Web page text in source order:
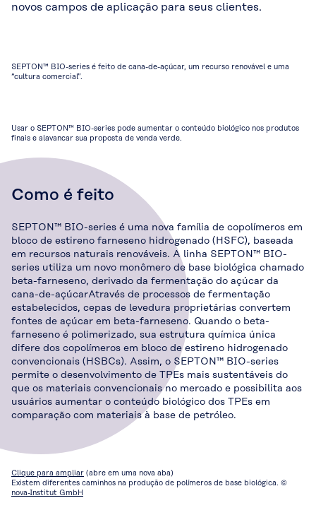
novos campos de aplicação para seus clientes.
SEPTON™ BIO-series é feito de cana-de-açúcar, um recurso renovável e uma
“cultura comercial”.
Usar o SEPTON™ BIO-series pode aumentar o conteúdo biológico nos produtos
finais e alavancar sua proposta de venda verde.
Como é feito
SEPTON™ BIO-series é uma nova família de copolímeros em
bloco de estireno farneseno hidrogenado (HSFC), baseada
em recursos naturais renováveis. A linha SEPTON™ BIO-
series utiliza um novo monômero de base biológica chamado
beta-farneseno, derivado da fermentação do açúcar da
cana-de-açúcarAtravés de processos de fermentação
estabelecidos, cepas de levedura proprietárias convertem
fontes de açúcar em beta-farneseno. Quando o beta-
farneseno é polimerizado, sua estrutura química única
difere dos copolímeros em bloco de estireno hidrogenado
convencionais (HSBCs). Assim, o SEPTON™ BIO-series
permite o desenvolvimento de TPEs mais sustentáveis do
que os materiais convencionais no mercado e possibilita aos
usuários aumentar o conteúdo biológico dos TPEs em
comparação com materiais à base de petróleo.
Clique para ampliar (abre em uma nova aba)
Existem diferentes caminhos na produção de polímeros de base biológica. ©
nova-Institut GmbH